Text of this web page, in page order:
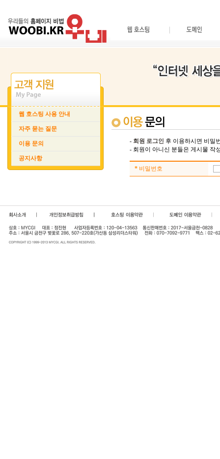
웹 호스팅 사용 안내
자주 묻는 질문
이용 문의
공지사항
- 회원 로그인 후 이용하시면 비밀
- 회원이 아니신 분들은 게시물 작
* 비밀번호